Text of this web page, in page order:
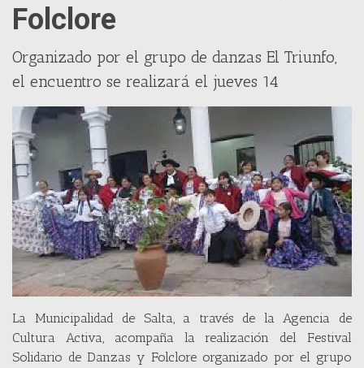
Folclore
Organizado por el grupo de danzas El Triunfo,
el encuentro se realizará el jueves 14
La Municipalidad de Salta, a través de la Agencia de
Cultura Activa, acompaña la realización del Festival
Solidario de Danzas y Folclore organizado por el grupo